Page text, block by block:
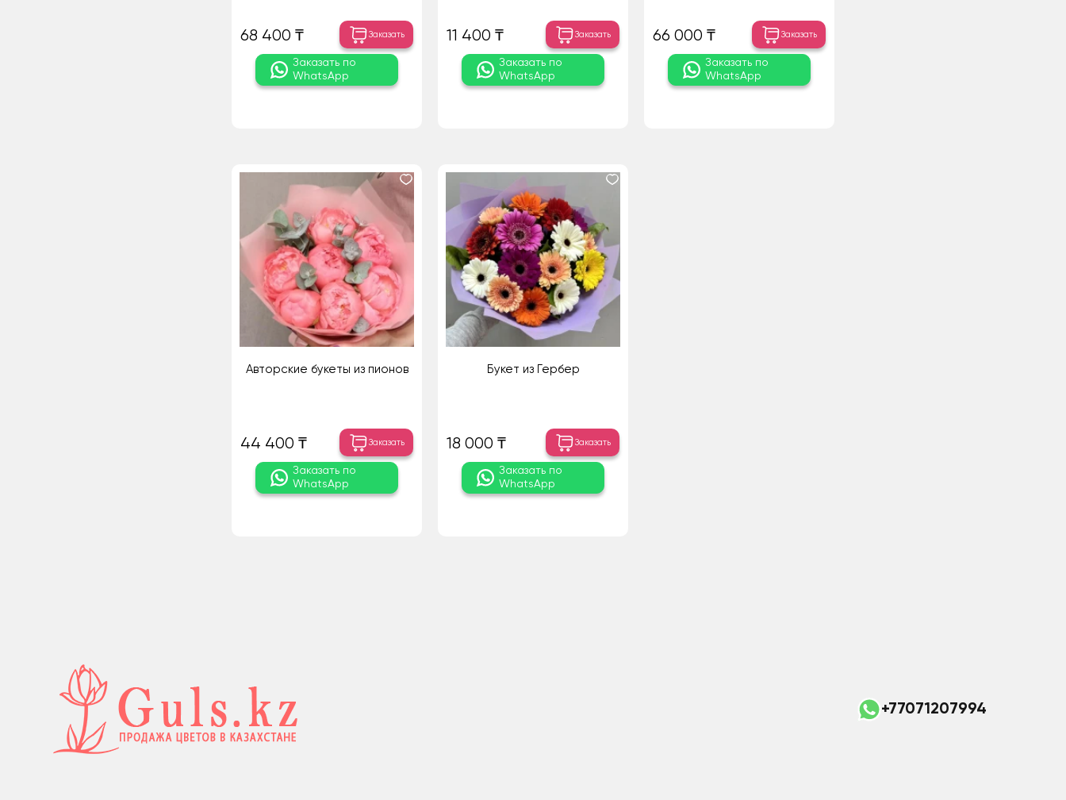
68 400 ₸ Заказать
Заказать по
WhatsApp
11 400 ₸ Заказать
Заказать по
WhatsApp
66 000 ₸ Заказать
Заказать по
WhatsApp
Авторские букеты из пионов
44 400 ₸ Заказать
Заказать по
WhatsApp
Букет из Гербер
18 000 ₸ Заказать
Заказать по
WhatsApp
+77071207994